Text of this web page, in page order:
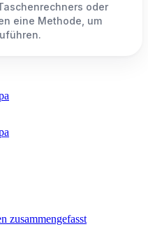
oder
eine Methode, um
zusammengefasst